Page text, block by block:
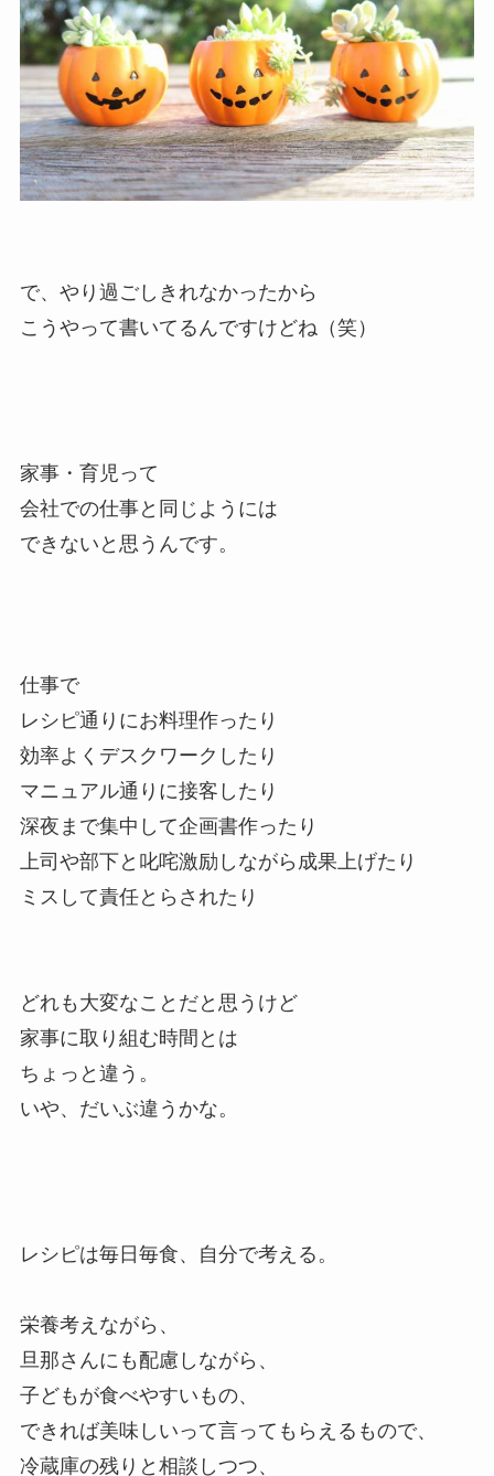
で、やり過ごしきれなかったから
こうやって書いてるんですけどね（笑）
家事・育児って
会社での仕事と同じようには
できないと思うんです。
仕事で
レシピ通りにお料理作ったり
効率よくデスクワークしたり
マニュアル通りに接客したり
深夜まで集中して企画書作ったり
上司や部下と叱咤激励しながら成果上げたり
ミスして責任とらされたり
どれも大変なことだと思うけど
家事に取り組む時間とは
ちょっと違う。
いや、だいぶ違うかな。
レシピは毎日毎食、自分で考える。
栄養考えながら、
旦那さんにも配慮しながら、
子どもが食べやすいもの、
できれば美味しいって言ってもらえるもので、
冷蔵庫の残りと相談しつつ、